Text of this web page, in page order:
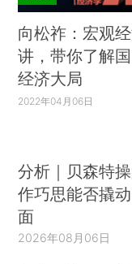
向松祚：宏观
讲，带你了解
经济大局
2022年04月06日
分析｜贝森特
作巧思能否撬
面
2026年08月06日